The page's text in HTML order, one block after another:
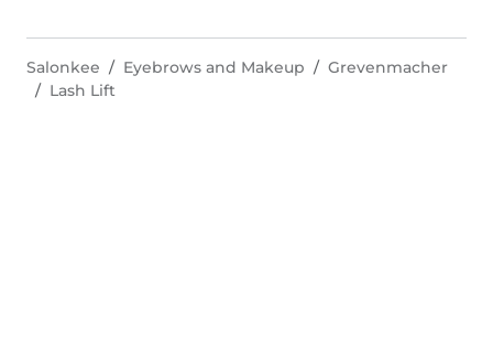
Salonkee Eyebrows and Makeup
Grevenmacher
Lash Lift